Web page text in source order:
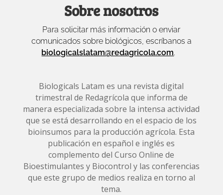
Sobre nosotros
Para solicitar más información o enviar
comunicados sobre biológicos, escríbanos a
biologicalslatam@redagricola.com.
Biologicals Latam es una revista digital
trimestral de Redagrícola que informa de
manera especializada sobre la intensa actividad
que se está desarrollando en el espacio de los
bioinsumos para la producción agrícola. Esta
publicación en español e inglés es
complemento del Curso Online de
Bioestimulantes y Biocontrol y las conferencias
que este grupo de medios realiza en torno al
tema.